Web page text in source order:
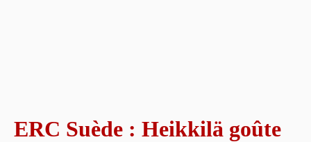
ERC Suède : Heikkilä goûte